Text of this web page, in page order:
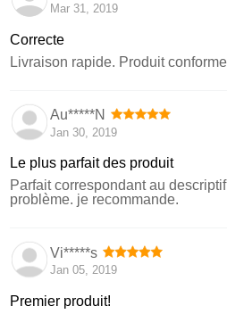
Mar 31, 2019
Correcte
Livraison rapide. Produit
Au*****N
Jan 30, 2019
Le plus parfait des produit
Parfait correspondant au
problème. je recommande.
Vi*****s
Jan 05, 2019
Premier produit!